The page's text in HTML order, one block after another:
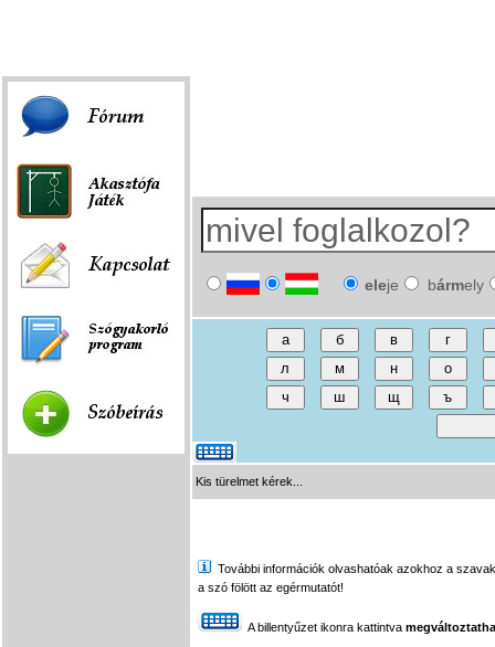
eleje bármely
Kis türelmet kérek...
További információk olvashatóak azokhoz a
a szó fölött az egérmutatót!
A billentyűzet ikonra kattintva